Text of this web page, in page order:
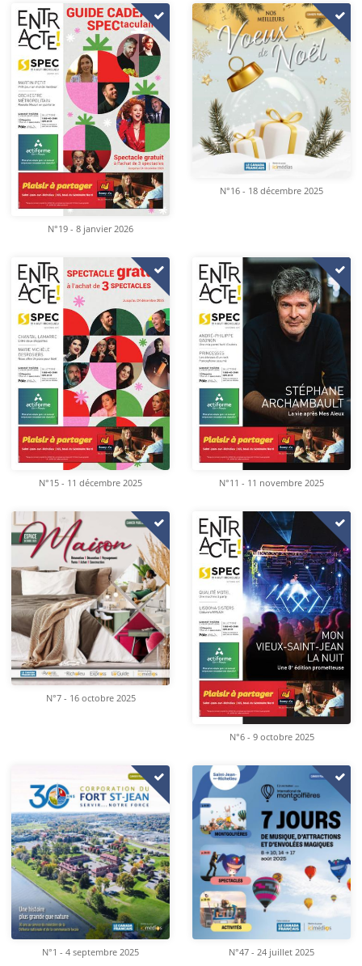
N°19 - 8 janvier 2026
N°16 - 18 décembre 2025
N°15 - 11 décembre 2025 N°11 - 11 novembre 2025
N°7 - 16 octobre 2025
N°6 - 9 octobre 2025
N°1 - 4 septembre 2025 N°47 - 24 juillet 2025